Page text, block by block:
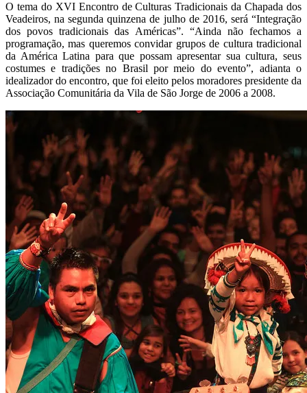
O tema do XVI Encontro de Culturas Tradicionais da Chapada dos
Veadeiros, na segunda quinzena de julho de 2016, será “Integração
dos povos tradicionais das Américas”. “Ainda não fechamos a
programação, mas queremos convidar grupos de cultura tradicional
da América Latina para que possam apresentar sua cultura, seus
costumes e tradições no Brasil por meio do evento”, adianta o
idealizador do encontro, que foi eleito pelos moradores presidente da
Associação Comunitária da Vila de São Jorge de 2006 a 2008.